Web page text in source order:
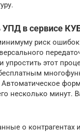
УПД в сервисе
риск
этот
несколько минут.
о контрагентах